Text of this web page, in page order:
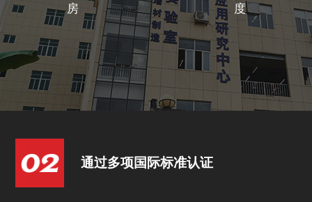
房
度
通过多项国际标准认证